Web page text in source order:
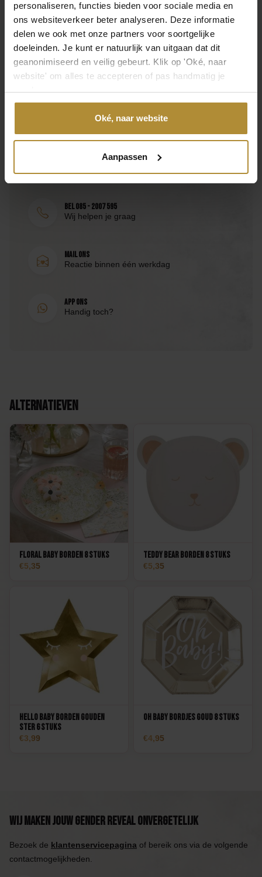
personaliseren, functies bieden voor sociale media en
ons websiteverkeer beter analyseren. Deze informatie
delen we ook met onze partners voor soortgelijke
doeleinden. Je kunt er natuurlijk van uitgaan dat dit
geanonimiseerd en veilig gebeurt. Klik op 'Oké, naar
website' om alles te accepteren of pas handmatig je
voorkeuren aan.
Oké, naar website
Aanpassen
Inhoud
6 stuks
Partydeco
SKU
EAN
Veelgestelde vragen
Hoe kan ik een order retourneren?
Wat is de levertijd?
Neem direct contact op
klantenservicepagina
of bereik ons via de
Bel 085 - 2007 595
Wij helpen je graag
Mail ons
Reactie binnen één werkdag
App ons
Handig toch?
Alternatieven
Floral Baby Borden 8 stuks
5,35
Teddy Bear Borden 8 stuks
5,35
Hello Baby Borden Gouden
Ster 6 stuks
3,99
Oh Baby Bordjes goud 8 stuks
4,95
Wij maken jouw Gender Reveal onvergetelijk
Bezoek de klantenservicepagina of bereik ons via de volgende
contactmogelijkheden.